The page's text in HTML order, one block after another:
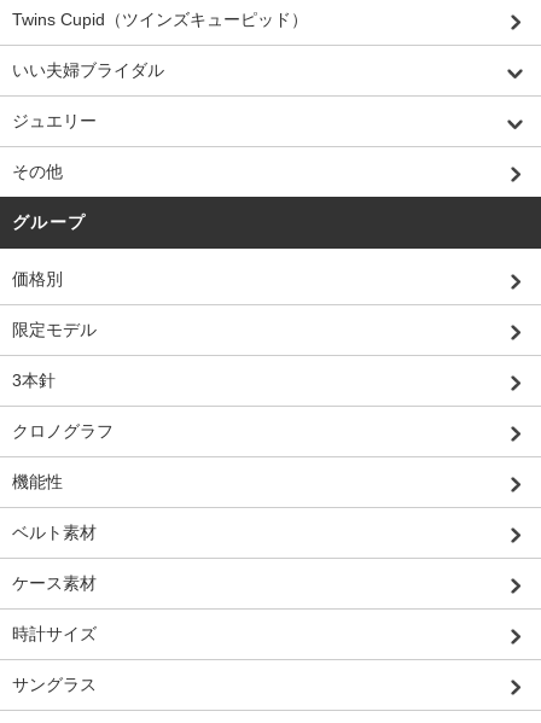
Twins Cupid（ツインズキューピッド）
いい夫婦ブライダル
ジュエリー
その他
グループ
価格別
限定モデル
3本針
クロノグラフ
機能性
ベルト素材
ケース素材
時計サイズ
サングラス